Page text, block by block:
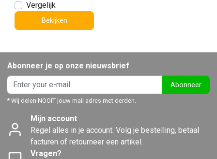
Vergelijk
Bekijken
Abonneer je op onze nieuwsbrief
Abonneer
* Wij delen NOOIT jouw mail adres met derden.
Mijn account
Regel alles in je account. Volg je bestelling, betaal
facturen of retourneer een artikel.
Vragen?